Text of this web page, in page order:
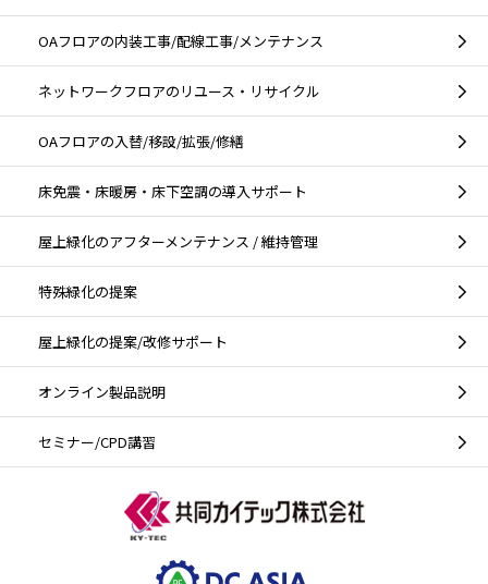
OAフロアの内装工事/配線工事/メンテナンス
ネットワークフロアのリユース・リサイクル
OAフロアの入替/移設/拡張/修繕
床免震・床暖房・床下空調の導入サポート
屋上緑化のアフターメンテナンス / 維持管理
特殊緑化の提案
屋上緑化の提案/改修サポート
オンライン製品説明
セミナー/CPD講習